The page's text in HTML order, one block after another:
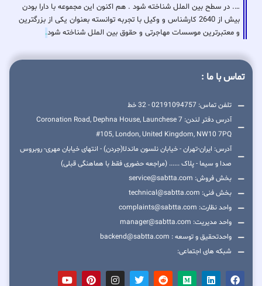
…. در سطح بین الملل شناخته شود . هم اکنون این مجموعه با دارا بودن
بیش از 2640 کارشناس و وکیل با تجربه توانسته بعنوان یکی از بزرگترین
و معتبرترین موسسات مهاجرتی و حقوق بین الملل شناخته شود.
تماس با ما :
تلفن تماس: 02191094757 - 32 خط
آدرس دفتر لندن: 7 Coronation Road, Dephna House, Launchese
#105, London, United Kingdom, NW10 7PQ
آدرس: ایران-تهران - خیابان نلسون ماندلا(جردن) - انتهای خیابان مهری- روبروس
صدا و سیما - پلاک ...... (مراجعه حضوری فقط با هماهنگی قبلی)
بخش فروش: service@sabtta.com
بخش فنی: technical@sabtta.com
واحد نظارت: complaints@sabtta.com
واحد مدیریت: manager@sabtta.com
واحدتحقیق و توسعه : backend@sabtta.com
شبکه های اجتماعی: